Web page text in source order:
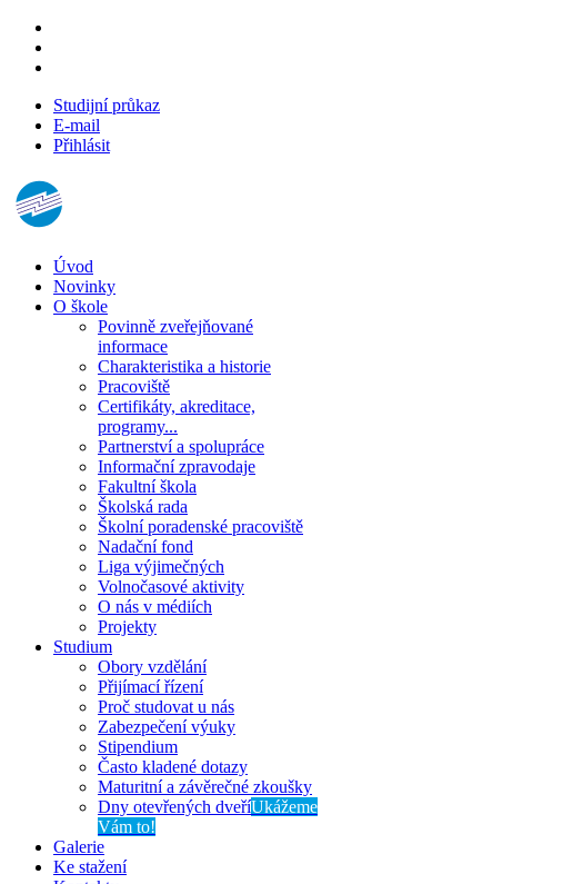
Studijní průkaz
E-mail
Přihlásit
Úvod
Novinky
O škole
Povinně zveřejňované
informace
Charakteristika a historie
Pracoviště
Certifikáty, akreditace,
programy...
Partnerství a spolupráce
Informační zpravodaje
Fakultní škola
Školská rada
Školní poradenské pracoviště
Nadační fond
Liga výjimečných
Volnočasové aktivity
O nás v médiích
Projekty
Studium
Obory vzdělání
Přijímací řízení
Proč studovat u nás
Zabezpečení výuky
Stipendium
Často kladené dotazy
Maturitní a závěrečné zkoušky
Dny otevřených dveříUkážeme
Vám to!
Galerie
Ke stažení